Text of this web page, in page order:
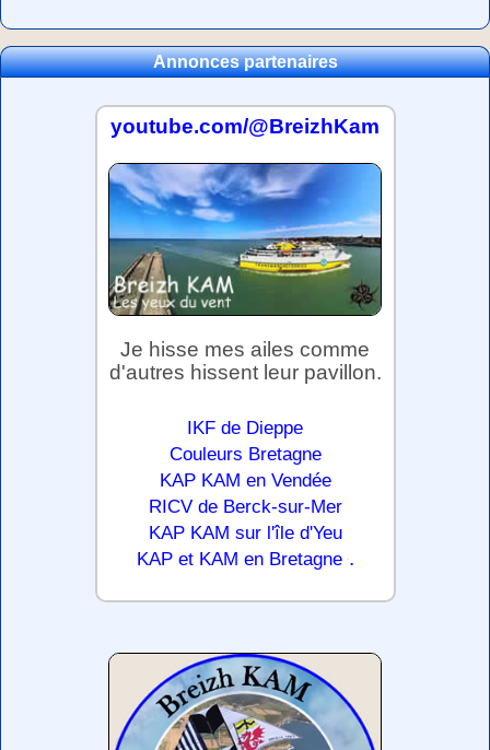
Annonces partenaires
youtube.com/@BreizhKam
Je hisse mes ailes comme
d'autres hissent leur pavillon.
IKF de Dieppe
Couleurs Bretagne
KAP KAM en Vendée
RICV de Berck-sur-Mer
KAP KAM sur l'île d'Yeu
KAP et KAM en Bretagne .